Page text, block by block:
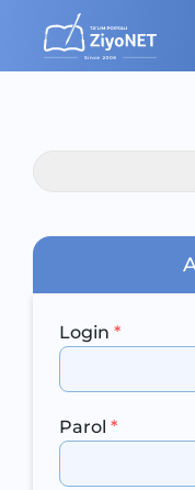
Login *
Parol *